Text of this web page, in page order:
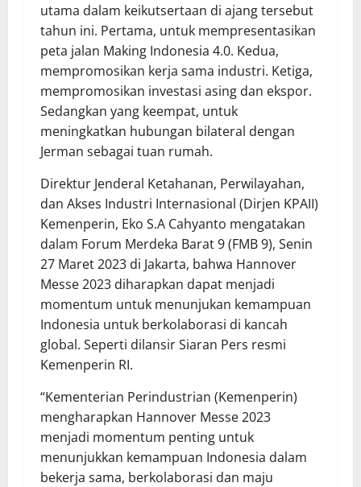
utama dalam keikutsertaan di ajang tersebut
tahun ini. Pertama, untuk mempresentasikan
peta jalan Making Indonesia 4.0. Kedua,
mempromosikan kerja sama industri. Ketiga,
mempromosikan investasi asing dan ekspor.
Sedangkan yang keempat, untuk
meningkatkan hubungan bilateral dengan
Jerman sebagai tuan rumah.
Direktur Jenderal Ketahanan, Perwilayahan,
dan Akses Industri Internasional (Dirjen KPAII)
Kemenperin, Eko S.A Cahyanto mengatakan
dalam Forum Merdeka Barat 9 (FMB 9), Senin
27 Maret 2023 di Jakarta, bahwa Hannover
Messe 2023 diharapkan dapat menjadi
momentum untuk menunjukan kemampuan
Indonesia untuk berkolaborasi di kancah
global. Seperti dilansir Siaran Pers resmi
Kemenperin RI.
“Kementerian Perindustrian (Kemenperin)
mengharapkan Hannover Messe 2023
menjadi momentum penting untuk
menunjukkan kemampuan Indonesia dalam
bekerja sama, berkolaborasi dan maju